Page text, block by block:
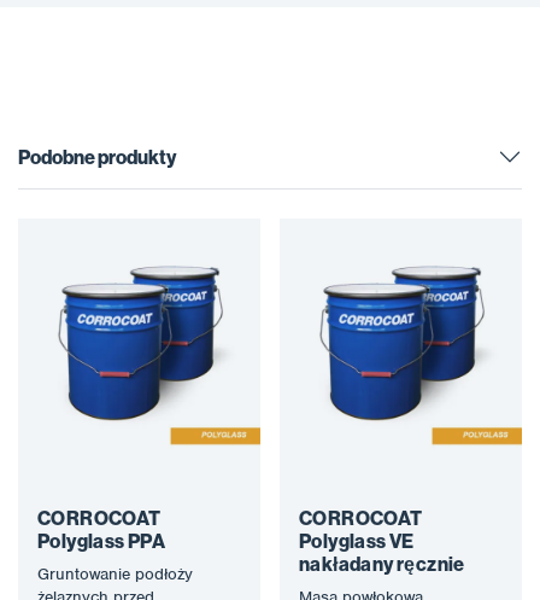
Podobne produkty
CORROCOAT
Polyglass PPA
Gruntowanie podłoży
CORROCOAT
Polyglass VE
nakładany ręcznie